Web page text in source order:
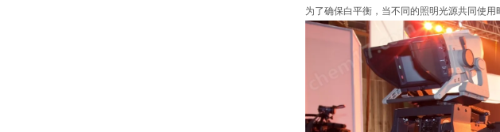
为了确保白平衡，当不同的照明光源共同使